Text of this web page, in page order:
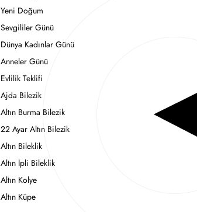
Yeni Doğum
Sevgililer Günü
Dünya Kadınlar Günü
Anneler Günü
Evlilik Teklifi
Ajda Bilezik
Altın Burma Bilezik
22 Ayar Altın Bilezik
Altın Bileklik
Altın İpli Bileklik
Altın Kolye
Altın Küpe